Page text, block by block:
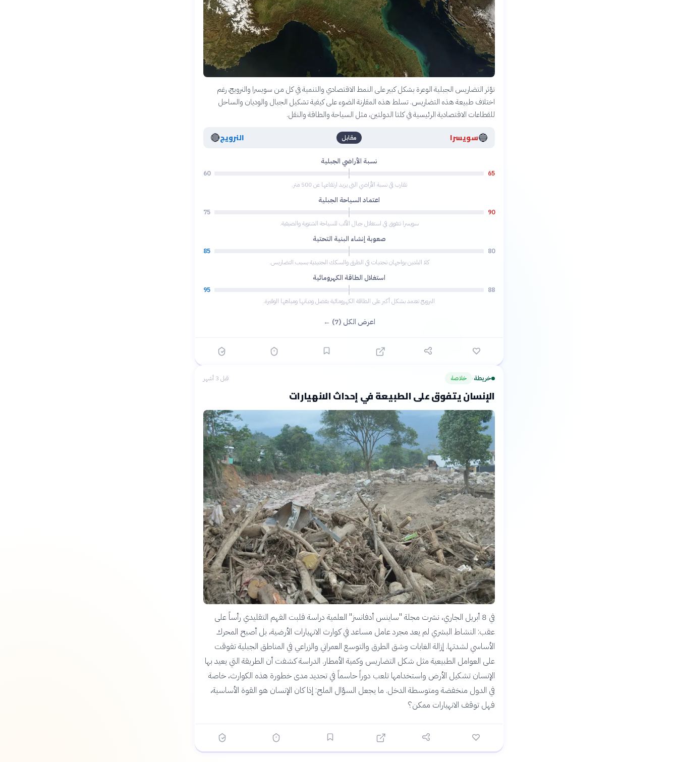
تؤثر التضاريس الجبلية الوعرة بشكل كبير على النمط الاقتصادي والتنمية في كل من سويسرا والنرويج، رغم
اختلاف طبيعة هذه التضاريس. تسلط هذه المقارنة الضوء على كيفية تشكيل الجبال والوديان والساحل
للقطاعات الاقتصادية الرئيسية في كلتا الدولتين، مثل السياحة والطاقة والنقل.
🔵سويسرا مقابل النرويج🔴
نسبة الأراضي الجبلية
65
60
تقارب في نسبة الأراضي التي يزيد ارتفاعها عن 500 متر.
اعتماد السياحة الجبلية
90
75
سويسرا تتفوق في استغلال جبال الألب للسياحة الشتوية والصيفية.
صعوبة إنشاء البنية التحتية
80
85
كلا البلدين يواجهان تحديات في الطرق والسكك الحديدية بسبب التضاريس.
استغلال الطاقة الكهرومائية
88
95
النرويج تعتمد بشكل أكبر على الطاقة الكهرومائية بفضل وديانها ومياهها الوفيرة.
اعرض الكل (7) ←
خريطة› خلاصة قبل 3 أشهر
الإنسان يتفوق على الطبيعة في إحداث الانهيارات
في 8 أبريل الجاري، نشرت مجلة "ساينس أدفانسز" العلمية دراسة قلبت الفهم التقليدي رأساً على
عقب: النشاط البشري لم يعد مجرد عامل مساعد في كوارث الانهيارات الأرضية، بل أصبح المحرك
الأساسي لشدتها. إزالة الغابات وشق الطرق والتوسع العمراني والزراعي في المناطق الجبلية تفوقت
على العوامل الطبيعية مثل شكل التضاريس وكمية الأمطار. الدراسة كشفت أن الطريقة التي يعيد بها
الإنسان تشكيل الأرض واستخدامها تلعب دوراً حاسماً في تحديد مدى خطورة هذه الكوارث، خاصة
في الدول منخفضة ومتوسطة الدخل. ما يجعل السؤال الملح: إذا كان الإنسان هو القوة الأساسية،
فهل توقف الانهيارات ممكن؟